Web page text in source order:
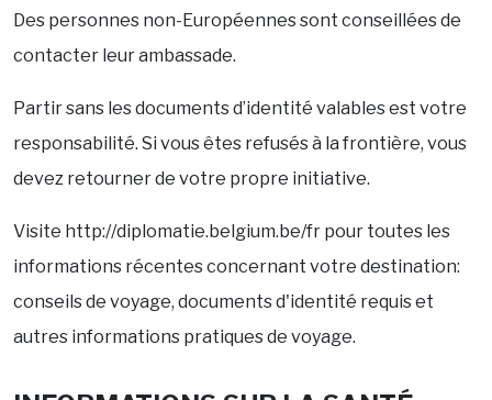
Des personnes non-Européennes sont conseillées de
contacter leur ambassade.
Partir sans les documents d’identité valables est votre
responsabilité. Si vous êtes refusés à la frontière, vous
devez retourner de votre propre initiative.
Visite http://diplomatie.belgium.be/fr pour toutes les
informations récentes concernant votre destination:
conseils de voyage, documents d'identité requis et
autres informations pratiques de voyage.